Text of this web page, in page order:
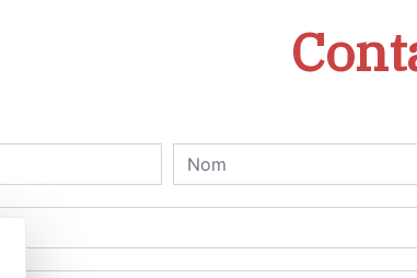
Masquer le bandeau des